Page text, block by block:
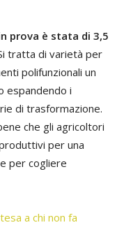
prova è stata di 3,5
tratta di varietà per
polifunzionali un
espandendo i
di trasformazione.
che gli agricoltori
per una
per cogliere
a chi non fa